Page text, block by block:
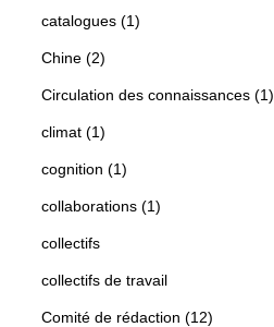
catalogues (1)
Chine (2)
Circulation des connaissances (1)
climat (1)
cognition (1)
collaborations (1)
collectifs
collectifs de travail
Comité de rédaction (12)